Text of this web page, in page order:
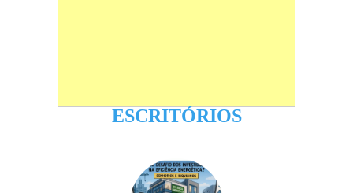
ESCRITÓRIOS